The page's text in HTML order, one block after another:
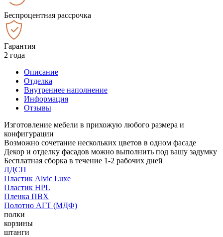
Беспроцентная рассрочка
Гарантия
2 года
Описание
Отделка
Внутреннее наполнение
Информация
Отзывы
Изготовление мебели в прихожую любого размера и
конфигурации
Возможно сочетание нескольких цветов в одном фасаде
Декор и отделку фасадов можно выполнить под вашу задумку
Бесплатная сборка в течение 1-2 рабочих дней
ЛДСП
Пластик Alvic Luxe
Пластик HPL
Пленка ПВХ
Полотно АГТ (МДФ)
полки
корзины
штанги